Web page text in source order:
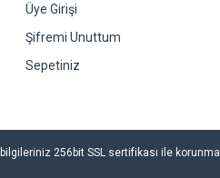
Üye Girişi
Şifremi Unuttum
Sepetiniz
bilgileriniz 256bit SSL sertifikası ile